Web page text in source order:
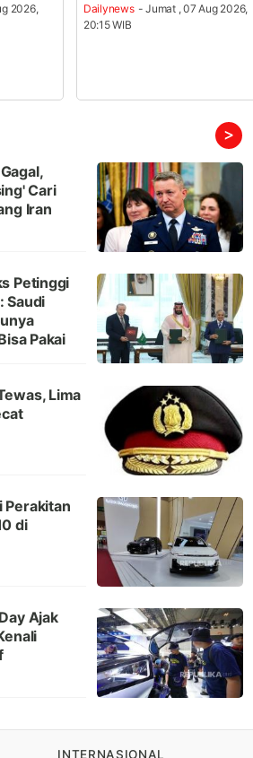
2026,
Dailynews - Jumat , 07 Aug 2026,
20:15 WIB
>
Cari
Iran
Petinggi
Saudi
Pakai
Lima
Perakitan
di
Ajak
INTERNASIONAL